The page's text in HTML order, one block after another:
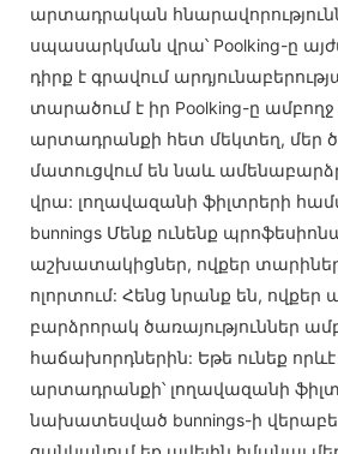
արտադրական
սպասարկման վրա՝ Poolking-ը
դիրք է գրավում
տարածում է իր Poolking-ը
արտադրանքի հետ մեկտեղ, մեր
մատուցվում են նաև
վրա: լողավազանի ֆիլտրերի
bunnings Մենք ունենք
աշխատակիցներ, ովքեր
ոլորտում: Հենց նրանք են, ովքեր
բարձրորակ ծառայություններ
հաճախորդներին: Եթե ​​ունեք
արտադրանքի՝ լողավազանի
նախատեսված bunnings-ի